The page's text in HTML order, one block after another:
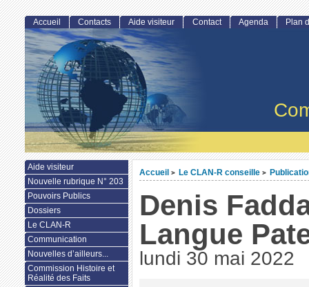
Accueil > Le CLAN-R conseille >
Denis
Langue
lundi 30 mai 2022
Accueil Contacts Aide visiteur Contact Agenda Plan
Aide visiteur
Nouvelle rubrique N° 203
Pouvoirs Publics
Dossiers
Le CLAN-R
Communication
Nouvelles d’ailleurs...
Commission Histoire et
Réalité des Faits